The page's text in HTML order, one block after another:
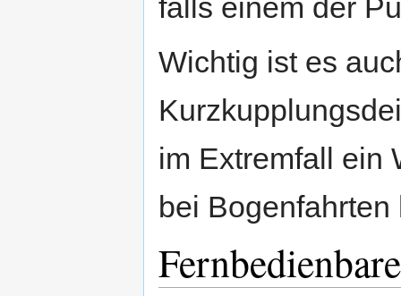
falls einem der
Wichtig ist es
im Extremfall ein
bei